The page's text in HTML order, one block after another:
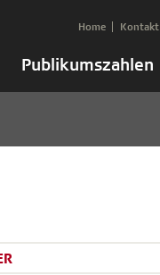
Publikumszahlen
Home Kontakt